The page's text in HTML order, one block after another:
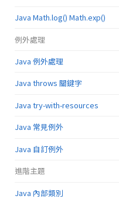
Java Math.log() Math.exp()
例外處理
Java 例外處理
Java throws 關鍵字
Java try-with-resources
Java 常見例外
Java 自訂例外
進階主題
Java 內部類別